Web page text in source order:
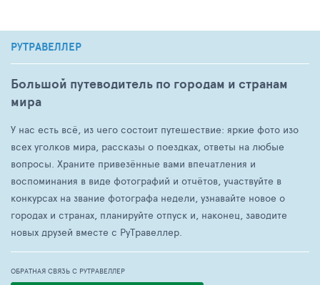
РУТРАВЕЛЛЕР
Большой путеводитель по городам и странам
мира
У нас есть всё, из чего состоит путешествие: яркие фото изо
всех уголков мира, рассказы о поездках, ответы на любые
вопросы. Храните привезённые вами впечатления и
воспоминания в виде фотографий и отчётов, участвуйте в
конкурсах на звание фотографа недели, узнавайте новое о
городах и странах, планируйте отпуск и, наконец, заводите
новых друзей вместе с РуТравеллер.
ОБРАТНАЯ СВЯЗЬ С РУТРАВЕЛЛЕР